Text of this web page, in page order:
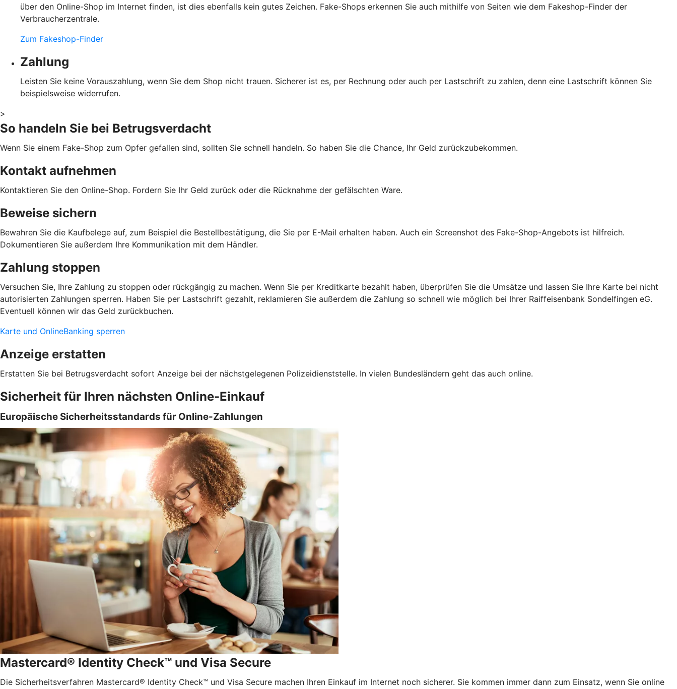
über den Online-Shop im Internet finden, ist dies ebenfalls kein gutes Zeichen. Fake-Shops erkennen Sie auch mithilfe von Seiten wie dem Fakeshop-Finder der
Verbraucherzentrale.
Zum Fakeshop-Finder
Zahlung
Leisten Sie keine Vorauszahlung, wenn Sie dem Shop nicht trauen. Sicherer ist es, per Rechnung oder auch per Lastschrift zu zahlen, denn eine Lastschrift können Sie
beispielsweise widerrufen.
>
So handeln Sie bei Betrugsverdacht
Wenn Sie einem Fake-Shop zum Opfer gefallen sind, sollten Sie schnell handeln. So haben Sie die Chance, Ihr Geld zurückzubekommen.
Kontakt aufnehmen
Kontaktieren Sie den Online-Shop. Fordern Sie Ihr Geld zurück oder die Rücknahme der gefälschten Ware.
Beweise sichern
Bewahren Sie die Kaufbelege auf, zum Beispiel die Bestellbestätigung, die Sie per E-Mail erhalten haben. Auch ein Screenshot des Fake-Shop-Angebots ist hilfreich.
Dokumentieren Sie außerdem Ihre Kommunikation mit dem Händler.
Zahlung stoppen
Versuchen Sie, Ihre Zahlung zu stoppen oder rückgängig zu machen. Wenn Sie per Kreditkarte bezahlt haben, überprüfen Sie die Umsätze und lassen Sie Ihre Karte bei nicht
autorisierten Zahlungen sperren. Haben Sie per Lastschrift gezahlt, reklamieren Sie außerdem die Zahlung so schnell wie möglich bei Ihrer Raiffeisenbank Sondelfingen eG.
Eventuell können wir das Geld zurückbuchen.
Karte und OnlineBanking sperren
Anzeige erstatten
Erstatten Sie bei Betrugsverdacht sofort Anzeige bei der nächstgelegenen Polizeidienststelle. In vielen Bundesländern geht das auch online.
Sicherheit für Ihren nächsten Online-Einkauf
Europäische Sicherheitsstandards für Online-Zahlungen
Mastercard® Identity Check™ und Visa Secure
Die Sicherheitsverfahren Mastercard® Identity Check™ und Visa Secure machen Ihren Einkauf im Internet noch sicherer. Sie kommen immer dann zum Einsatz, wenn Sie online